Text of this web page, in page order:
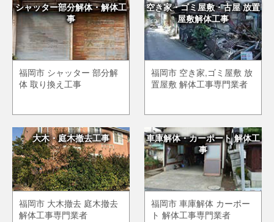
シャッター部分解体・解体工
事
福岡市 シャッター 部分解
体 取り換え工事
空き家・ゴミ屋敷・古屋 放置
屋敷解体工事
福岡市 空き家,ゴミ屋敷 放
置屋敷 解体工事専門業者
大木・庭木撤去工事
福岡市 大木撤去 庭木撤去
解体工事専門業者
車庫解体・カーポート 解体工
事
福岡市 車庫解体 カーポー
ト 解体工事専門業者